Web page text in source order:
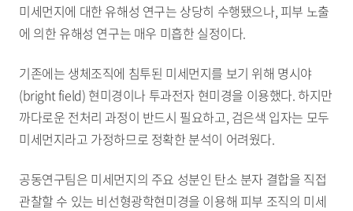
미세먼지에 대한 유해성 연구는 상당히 수행됐으나, 피부 노출
에 의한 유해성 연구는 매우 미흡한 실정이다.
기존에는 생체조직에 침투된 미세먼지를 보기 위해 명시야
(bright field) 현미경이나 투과전자 현미경을 이용했다. 하지만
까다로운 전처리 과정이 반드시 필요하고, 검은색 입자는 모두
미세먼지라고 가정하므로 정확한 분석이 어려웠다.
공동연구팀은 미세먼지의 주요 성분인 탄소 분자 결합을 직접
관찰할 수 있는 비선형광학현미경을 이용해 피부 조직의 미세